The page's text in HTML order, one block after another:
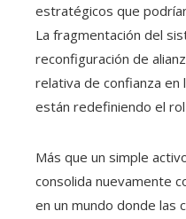
estratégicos que
La fragmentación del
reconfiguración de
relativa de confianza en
están redefiniendo el
Más que un simple
consolida nuevamente
en un mundo donde las